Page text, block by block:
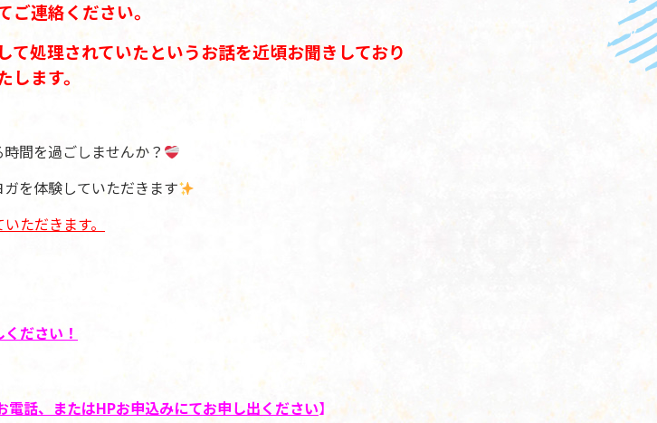
連絡ください。
処理されていたというお話を近頃お聞きしており
ます。
間を過ごしませんか？
を体験していただきます
ただきます。
ださい！
電話、またはHPお申込みにてお申し出ください】